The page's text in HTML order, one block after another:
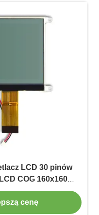
LCD 30 pinów
COG 160x160
IC UC1698u
cenę